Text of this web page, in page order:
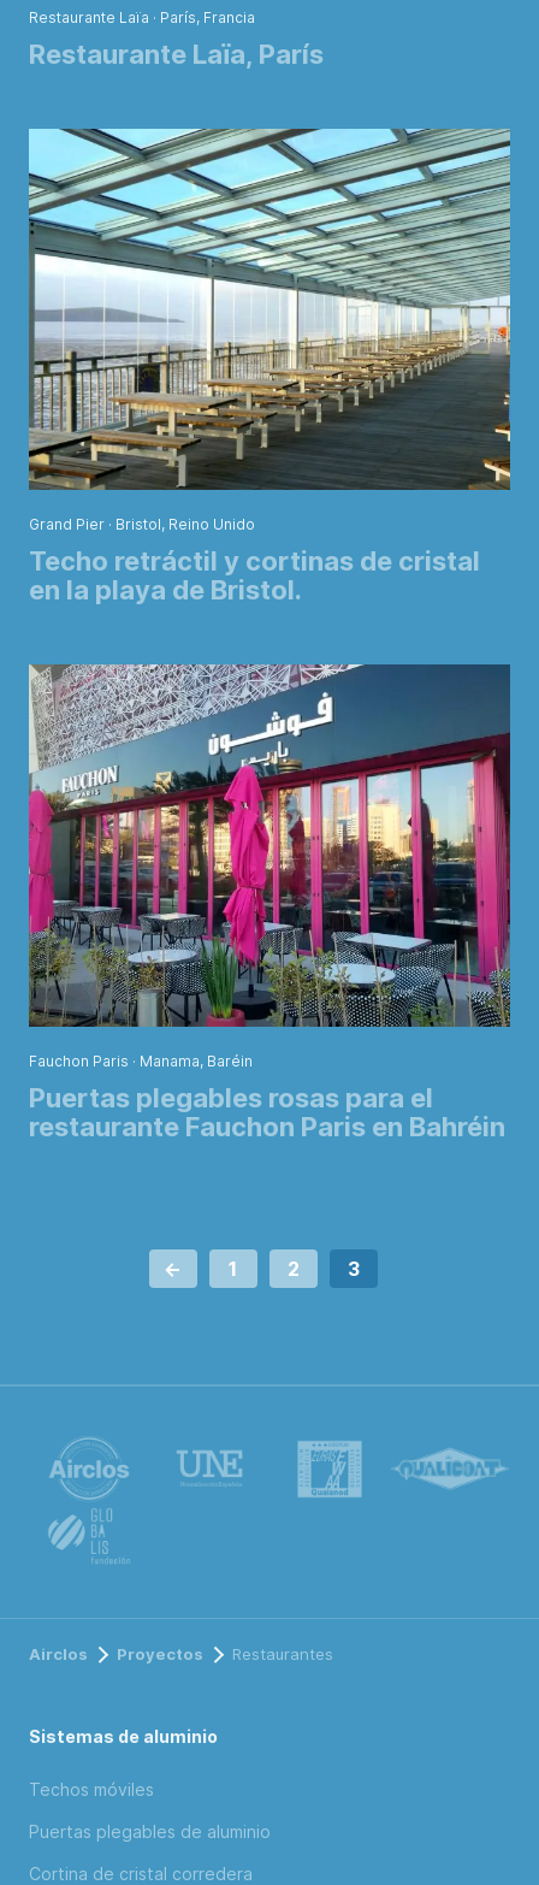
Restaurante Laïa · París, Francia
Restaurante Laïa, París
Grand Pier · Bristol, Reino Unido
Techo retráctil y cortinas de cristal
en la playa de Bristol.
Fauchon Paris · Manama, Baréin
Puertas plegables rosas para el
restaurante Fauchon Paris en Bahréin
Paginación
<- 1 2 3
Airclos Proyectos Restaurantes
Sistemas de aluminio
Techos móviles
Puertas plegables de aluminio
Cortina de cristal corredera